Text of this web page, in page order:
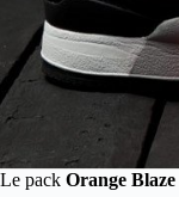
Le pack Orange Blaze